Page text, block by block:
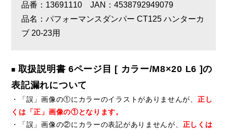
品番：13691110 JAN：4538792949079
品名：パフォーマンスダンパー CT125 ハンターカ
ブ 20-23用
■ 取扱説明書 6ページ目 [ カラー/M8×20 L6 ]の
表記漏れについて
・「誤」画像の①にカラーのイラストがありませんが、 正し
くは「正」画像の①となります。
・「誤」画像の②にカラーの表記がありませんが、 正しくは